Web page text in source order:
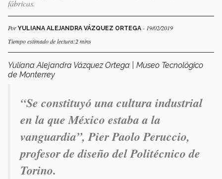
fábricas.
Por YULIANA ALEJANDRA VÁZQUEZ ORTEGA - 19/02/2019
Tiempo estimado de lectura:2 mins
Yuliana Alejandra Vázquez Ortega | Museo Tecnológico
de Monterrey
“Se constituyó una cultura industrial
en la que México estaba a la
vanguardia”, Pier Paolo Peruccio,
profesor de diseño del Politécnico de
Torino.